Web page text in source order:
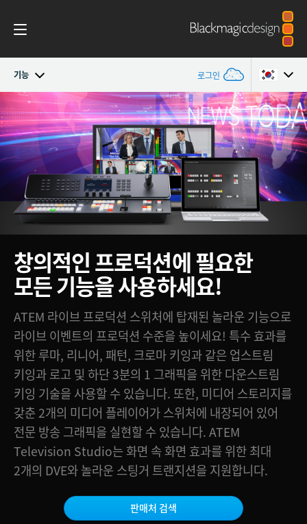
기능 로그인
ATEM Television Studio
시작하기
디자인
기능
소프트웨어
편집
ATEM Mic Converter
갤러리
사양
Argentina
Australia
Austria
Brazil
Canada
China
Denmark
Finland
France
Germany
Hong Kong SAR, China
India
Italy
Japan
창의적인프로덕션에필요한
모든 기능을 사용하세요!
ATEM 라이브 프로덕션 스위처에 탑재된 놀라운 기능으로
라이브 이벤트의 프로덕션 수준을 높이세요! 특수 효과를
위한 루마, 리니어, 패턴, 크로마 키잉과 같은 업스트림
키잉과 로고 및 하단 3분의 1 그래픽을 위한 다운스트림
키잉 기술을 사용할 수 있습니다. 또한, 미디어 스토리지를
갖춘 2개의 미디어 플레이어가 스위처에 내장되어 있어
전문 방송 그래픽을 실현할 수 있습니다. ATEM
Television Studio는 화면 속 화면 효과를 위한 최대
2개의 DVE와 놀라운 스팅거 트랜지션을 지원합니다.
판매처 검색